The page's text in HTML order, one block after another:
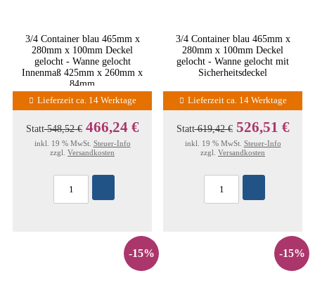
3/4 Container blau 465mm x
280mm x 100mm Deckel
gelocht - Wanne gelocht
Innenmaß 425mm x 260mm x
84mm
Lieferzeit ca. 14 Werktage
Statt548,52 € 466,24 €
inkl. 19 % MwSt. Steuer-Info
zzgl. Versandkosten
3/4 Container blau 465mm x
280mm x 100mm Deckel
gelocht - Wanne gelocht mit
Sicherheitsdeckel
Lieferzeit ca. 14 Werktage
Statt619,42 € 526,51 €
inkl. 19 % MwSt. Steuer-Info
zzgl. Versandkosten
-15% -15%